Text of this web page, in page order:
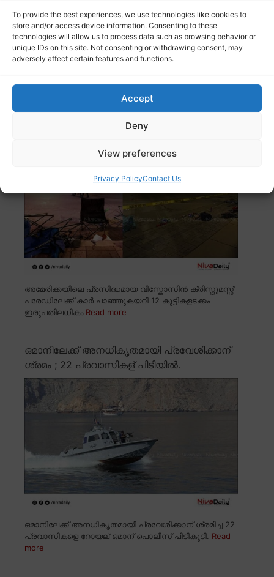
To provide the best experiences, we use technologies like cookies to
store and/or access device information. Consenting to these
technologies will allow us to process data such as browsing behavior or
unique IDs on this site. Not consenting or withdrawing consent, may
adversely affect certain features and functions.
Accept
Deny
View preferences
Privacy PolicyContact Us
ദോഹ: സ്വകാര്യ സ്കൂളിലെ വിദ്യാർത്ഥികൾക്ക്
ആധ്യാപിക ഗുളിക നൽകിയ സംഭവത്തിൽ
അന്വേഷണം ആരംഭിച്ചു.Read more
അമേരിക്കയിലെ വിസ്കോസിൻ ക്രിസ്തുമസ്സ്
പരേഡിനിടെ വാഹനം പാഞ്ഞുകയറി ;
നിരവധിപേർക്ക് പരിക്ക്.
അമേരിക്കയിലെ പ്രസിദ്ധമായ വിസ്കോസിൻ ക്രിസ്തുമസ്സ്
പരേഡിലേക്ക് കാർ പാഞ്ഞുകയറി 12 കുട്ടികളടക്കം
ഇരുപതിലധികം Read more
ഒമാനിലേക്ക് അനധികൃതമായി പ്രവേശിക്കാന്
ശ്രമം ; 22 പ്രവാസികള് പിടിയിൽ.
ഒമാനിലേക്ക് അനധികൃതമായി പ്രവേശിക്കാന് ശ്രമിച്ച 22
പ്രവാസികളെ റോയല് ഒമാന് പൊലീസ് പിടികൂടി. Read
more